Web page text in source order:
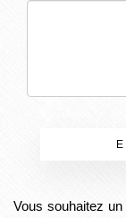
Vous souhaitez un